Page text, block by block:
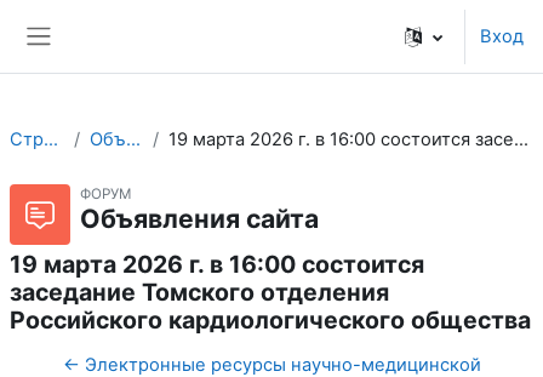
Вход
Страницы сайта Объявления сайта 19 марта 2026 г. в 16:00 состоится заседание Томского отделения Российского кардиологического общества
ФОРУМ
Объявления сайта
19 марта 2026 г. в 16:00 состоится
заседание Томского отделения
Российского кардиологического общества
← Электронные ресурсы научно-медицинской